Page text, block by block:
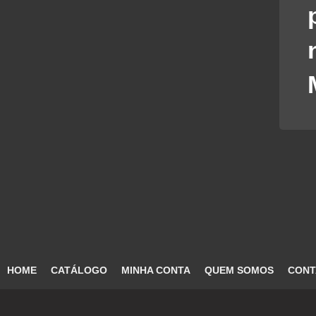
HOME CATÁLOGO MINHA CONTA QUEM SOMOS